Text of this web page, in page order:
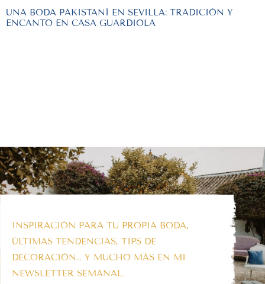
UNA BODA PAKISTANÍ EN SEVILLA: TRADICIÓN Y
ENCANTO EN CASA GUARDIOLA
INSPIRACIÓN PARA TU PROPIA BODA,
ÚLTIMAS TENDENCIAS, TIPS DE
DECORACIÓN… Y MUCHO MÁS EN MI
NEWSLETTER SEMANAL.